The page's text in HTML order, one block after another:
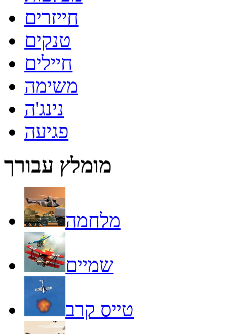
חייזרים
טנקים
חיילים
משימה
נינג'ה
פגיעה
מומלץ עבורך
מלחמה
שמיים
טייס קרב